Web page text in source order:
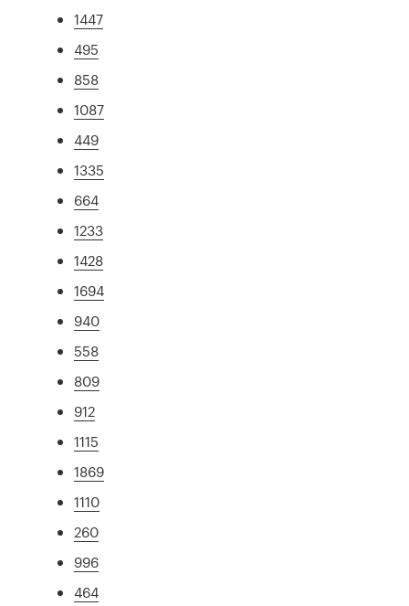
1447
495
858
1087
449
1335
664
1233
1428
1694
940
558
809
912
1115
1869
1110
260
996
464